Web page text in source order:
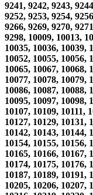
9241, 9242, 9243,
9252, 9253, 9254,
9266, 9269, 9270,
9298, 10009, 10013,
10035, 10036, 10039,
10052, 10055, 10056,
10065, 10067, 10068,
10077, 10078, 10079,
10086, 10087, 10088,
10095, 10097, 10098,
10107, 10109, 10111,
10127, 10129, 10131,
10142, 10143, 10144,
10154, 10155, 10156,
10165, 10166, 10167,
10174, 10175, 10176,
10187, 10189, 10191,
10205, 10206, 10207,